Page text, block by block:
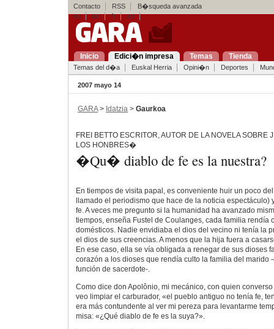
Contacto RSS
B�squeda avanzada
eu
es fr en
Inicio Edici�n impresa Temas Tienda
Temas del d�a Euskal Herria Opini�n Deportes
2007 mayo 14
GARA> Idatzia > Gaurkoa
FREI BETTO ESCRITOR, AUTOR DE LA NOVELA
LOS HONBRES�
�Qu� diablo de fe es la nuestra?
En tiempos de visita papal, es conveniente huir un poco
llamado el periodismo que hace de la noticia espectáculo)
fe. A veces me pregunto si la humanidad ha avanzado
tiempos, enseña Fustel de Coulanges, cada familia rendía
domésticos. Nadie envidiaba el dios del vecino ni tenía la
el dios de sus creencias. A menos que la hija fuera a
En ese caso, ella se vía obligada a renegar de sus dioses
corazón a los dioses que rendía culto la familia del marido
función de sacerdote-.
Como dice don Apolônio, mi mecánico, con quien
veo limpiar el carburador, «el pueblo antiguo no tenía fe,
era más contundente al ver mi pereza para levantarme
misa: «¿Qué diablo de fe es la suya?».